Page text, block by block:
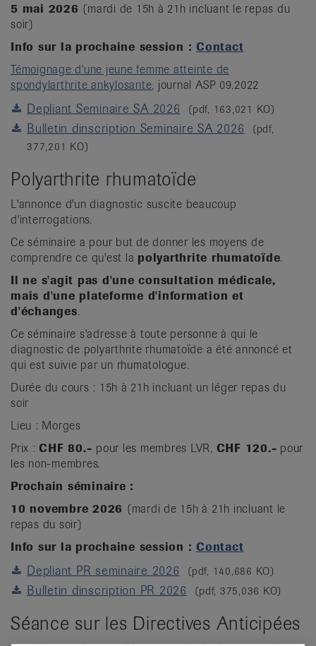
5 mai 2026 (mardi de 15h à 21h incluant le repas du
soir)
Info sur la prochaine session : Contact
Témoignage d'une jeune femme atteinte de
spondylarthrite ankylosante, journal ASP 09.2022
Depliant Seminaire SA 2026 (pdf, 163,021 KO)
Bulletin dinscription Seminaire SA 2026
(pdf,
377,201 KO)
Polyarthrite rhumatoïde
L'annonce d'un diagnostic suscite beaucoup
d'interrogations.
Ce séminaire a pour but de donner les moyens de
comprendre ce qu'est la polyarthrite rhumatoïde.
Il ne s'agit pas d'une consultation médicale,
mais d'une plateforme d'information et
d'échanges.
Ce séminaire s'adresse à toute personne à qui le
diagnostic de polyarthrite rhumatoïde a été annoncé et
qui est suivie par un rhumatologue.
Durée du cours : 15h à 21h incluant un léger repas du
soir
Lieu : Morges
Prix : CHF 80.- pour les membres LVR, CHF 120.- pour
les non-membres.
Prochain séminaire :
10 novembre 2026 (mardi de 15h à 21h incluant le
repas du soir)
Info sur la prochaine session : Contact
Depliant PR seminaire 2026 (pdf, 140,686 KO)
Bulletin dinscription PR 2026 (pdf, 375,036 KO)
Séance sur les Directives Anticipées